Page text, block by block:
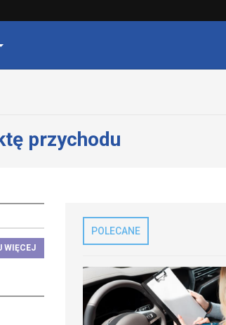
przychodu
WIĘCEJ
POLECANE